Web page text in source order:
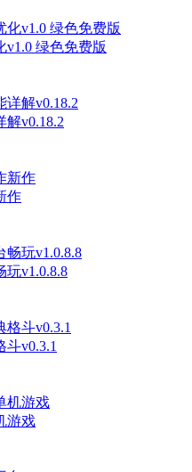
v1.0 绿色免费版
解v0.18.2
作
玩v1.0.8.8
v0.3.1
游戏